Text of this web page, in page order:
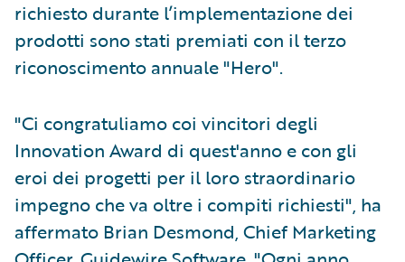
richiesto durante l’implementazione dei
prodotti sono stati premiati con il terzo
riconoscimento annuale "Hero".
"Ci congratuliamo coi vincitori degli
Innovation Award di quest'anno e con gli
eroi dei progetti per il loro straordinario
impegno che va oltre i compiti richiesti", ha
affermato Brian Desmond, Chief Marketing